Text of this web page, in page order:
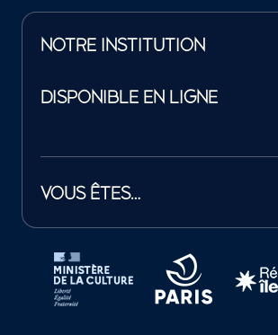
NOTRE INSTITUTION
DISPONIBLE EN LIGNE
VOUS ÊTES…
Tutelles et mécènes de la Philharmonie de Paris